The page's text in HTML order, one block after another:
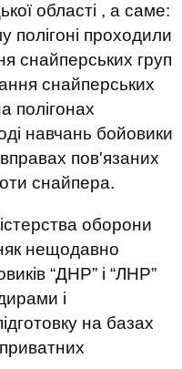
області , а саме:
полігоні проходили
снайперських груп
снайперських
полігонах
навчань бойовики
вправах пов'язаних
снайпера.
оборони
нещодавно
“ДНР” і “ЛНР”
і
на базах